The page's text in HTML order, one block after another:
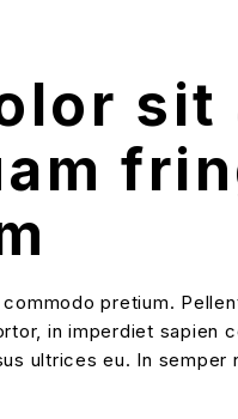
pretium.
in imperdiet sapien
eu. In semper